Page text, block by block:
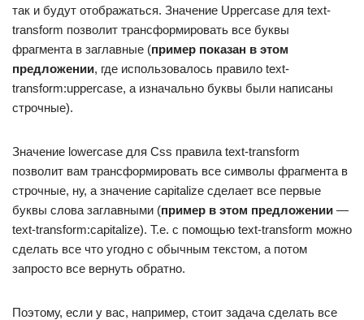
так и будут отображаться. Значение Uppercase для text-
transform позволит трансформировать все буквы
фрагмента в заглавные (пример показан в этом
предложении, где использовалось правило text-
transform:uppercase, а изначально буквы были написаны
строчные).
Значение lowercase для Css правила text-transform
позволит вам трансформировать все символы фрагмента в
строчные, ну, а значение capitalize сделает все первые
буквы слова заглавными (пример в этом предложении —
text-transform:capitalize). Т.е. с помощью text-transform можно
сделать все что угодно с обычным текстом, а потом
запросто все вернуть обратно.
Поэтому, если у вас, например, стоит задача сделать все